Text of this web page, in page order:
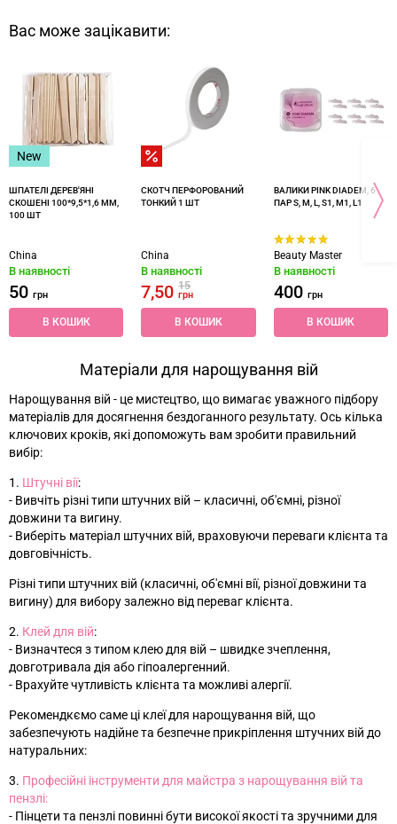
Вас може зацікавити:
New
ШПАТЕЛІ ДЕРЕВ'ЯНІ
СКОШЕНІ 100*9,5*1,6 ММ,
100 ШТ
China
В наявності
50 грн
В КОШИК
СКОТЧ ПЕРФОРОВАНИЙ
ТОНКИЙ 1 ШТ
China
В наявності
7,5015
грн
В КОШИК
ВАЛИКИ PINK DIADEM, 6
ПАР S, M, L, S1, M1, L1
Beauty Master
В наявності
400 грн
В КОШИК
Матеріали для нарощування вій
Нарощування вій - це мистецтво, що вимагає уважного підбору
матеріалів для досягнення бездоганного результату. Ось кілька
ключових кроків, які допоможуть вам зробити правильний
вибір:
1. Штучні вії:
- Вивчіть різні типи штучних вій – класичні, об'ємні, різної
довжини та вигину.
- Виберіть матеріал штучних вій, враховуючи переваги клієнта та
довговічність.
Різні типи штучних вій (класичні, об'ємні вії, різної довжини та
вигину) для вибору залежно від переваг клієнта.
2. Клей для вій:
- Визначтеся з типом клею для вій – швидке зчеплення,
довготривала дія або гіпоалергенний.
- Врахуйте чутливість клієнта та можливі алергії.
Рекомендкємо саме ці клеї для нарощування вій, що
забезпечують надійне та безпечне прикріплення штучних вій до
натуральних:
3. Професійні інструменти для майстра з нарощування вій та
пензлі:
- Пінцети та пензлі повинні бути високої якості та зручними для